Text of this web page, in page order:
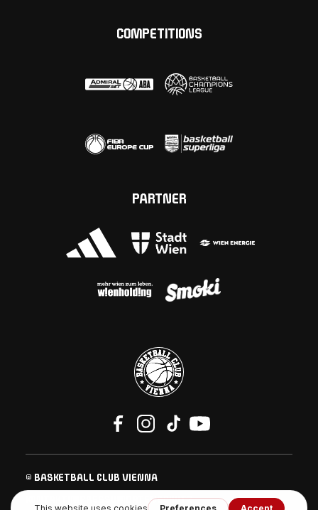
COMPETITIONS
PARTNER
© BASKETBALL CLUB VIENNA
DATENSCHUTZ